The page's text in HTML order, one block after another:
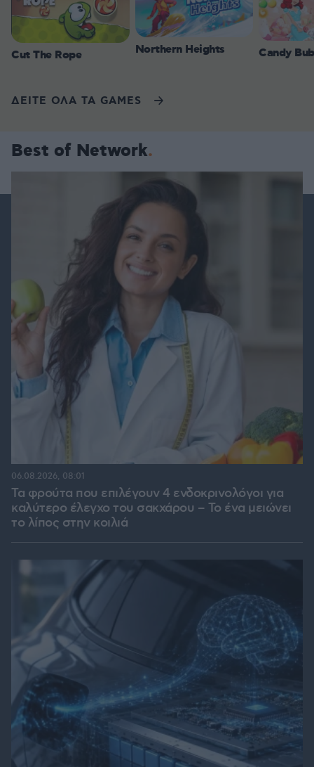
Cut The Rope Northern Heights Candy
ΔΕΙΤΕ ΟΛΑ ΤΑ GAMES
Best of Network
Τα φρούτα που επιλέγουν 4 ενδοκρινολόγοι για
καλύτερο έλεγχο του σακχάρου – Το ένα μειώνει
το λίπος στην κοιλιά
06.08.2026, 08:01